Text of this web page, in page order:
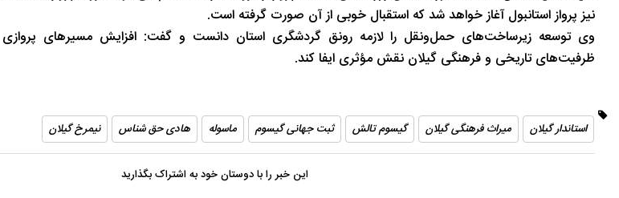
نیز پرواز استانبول آغاز خواهد شد که استقبال خوبی از آن صورت گرفته است.
وی توسعه زیرساخت‌های حمل‌ونقل را لازمه رونق گردشگری استان دانست و گفت: افزایش مسیرهای پروازی
ظرفیت‌های تاریخی و فرهنگی گیلان نقش مؤثری ایفا کند.
استاندار گیلان میراث فرهنگی گیلان گیسوم تالش ثبت جهانی گیسوم ماسوله هادی حق شناس نیمرخ گیلان
این خبر را با دوستان خود به اشتراک بگذارید